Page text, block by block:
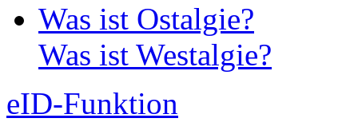
Was ist Ostalgie?
Was ist Westalgie?
eID-Funktion